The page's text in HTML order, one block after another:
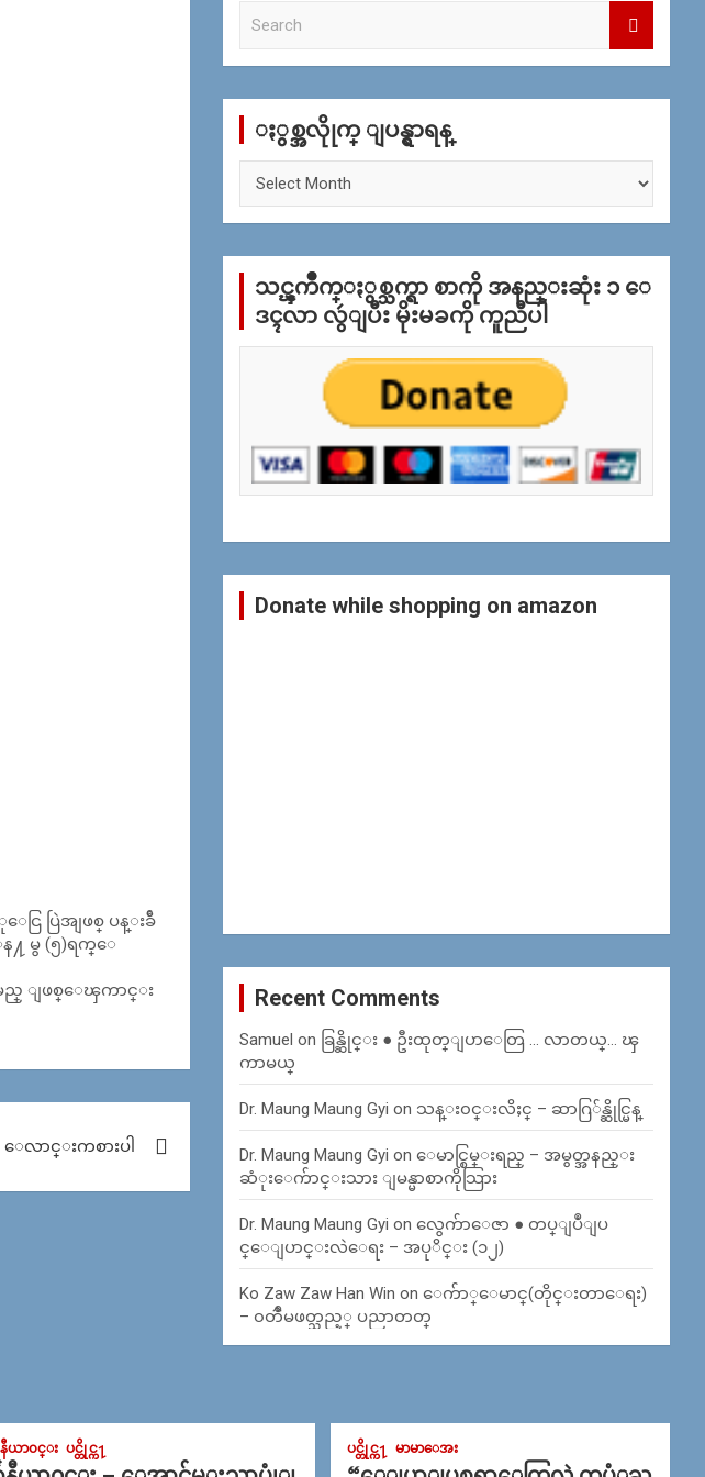
ြ ပြဲအျဖစ္ ပန္းခ်ီ
႔ မွ (၅)ရက္ေ
ည္ ျဖစ္ေၾကာင္း
လာင္းကစားပါ
c
ႏွစ္အလိုုက္ ျပန္ရွာရန္
က္
န္
သင္ၾကိဳက္ႏွစ္သက္ရာ စာကို အနည္းဆုံး ၁ ေ
ဒၚလာ လွဴျပီး မိုးမခကို ကူညီပါ
Donate while shopping on amazon
Recent Comments
Samuel on ခြန္ဆိုင္း ● ဦးထုတ္ျပာေတြ … လာတယ္… ၾ
ကာမယ္
Dr. Maung Maung Gyi on သန္း၀င္းလိႈင္ – ဆာဂြ်န္ဆိုင္မြန္
Dr. Maung Maung Gyi onေမာင္စြမ္းရည္ – အမွတ္အနည္း
ဆံုးေက်ာင္းသား ျမန္မာစာကိုသြား
Dr. Maung Maung Gyi onလွေက်ာေဇာ ● တပ္ျပဳျပ
င္ေျပာင္းလဲေရး – အပုိင္း (၁၂)
Ko Zaw Zaw Han Win onေက်ာ္ေမာင္(တိုင္းတာေရး)
– ၀တၳဳမဖတ္သည့္ ပညာတတ္
ယာ၀င္း ပင္တိုင္က႑ ပင္တိုင္က႑ မာမာေအး